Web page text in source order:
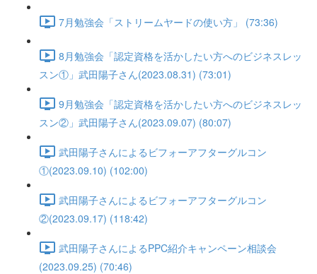
7月勉強会「ストリームヤードの使い方」 (73:36)
8月勉強会「認定資格を活かしたい方へのビジネスレッ
スン①」武田陽子さん(2023.08.31) (73:01)
9月勉強会「認定資格を活かしたい方へのビジネスレッ
スン②」武田陽子さん(2023.09.07) (80:07)
武田陽子さんによるビフォーアフターグルコン
①(2023.09.10) (102:00)
武田陽子さんによるビフォーアフターグルコン
②(2023.09.17) (118:42)
武田陽子さんによるPPC紹介キャンペーン相談会
(2023.09.25) (70:46)